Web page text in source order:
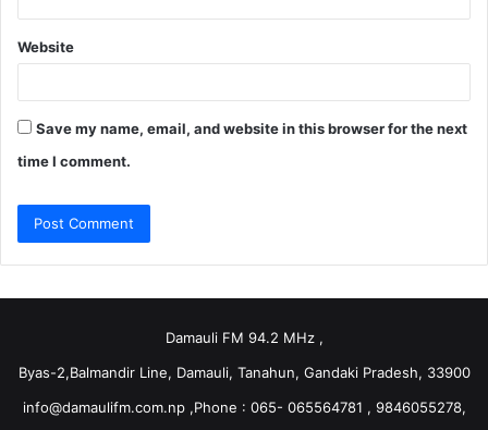
Website
Save my name, email, and website in this browser for the next
time I comment.
Damauli FM 94.2 MHz ,
Byas-2,Balmandir Line, Damauli, Tanahun, Gandaki Pradesh, 33900
info@damaulifm.com.np,Phone : 065- 065564781 , 9846055278,